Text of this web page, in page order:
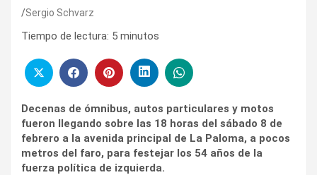
Sergio Schvarz
Tiempo de lectura: 5 minutos
Decenas de ómnibus, autos particulares y motos
fueron llegando sobre las 18 horas del sábado 8 de
febrero a la avenida principal de La Paloma, a pocos
metros del faro, para festejar los 54 años de la
fuerza política de izquierda.